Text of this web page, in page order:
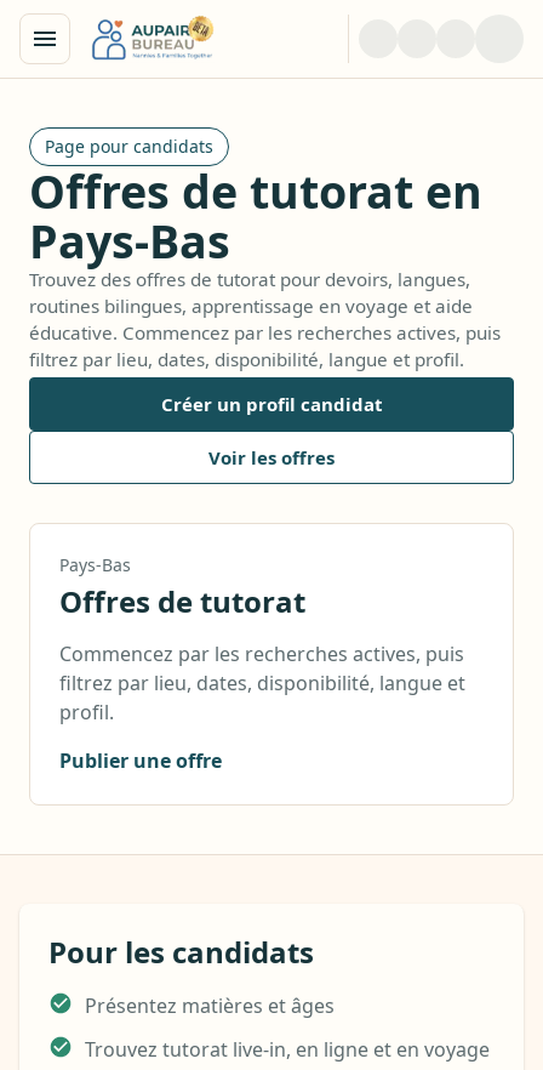
Page pour candidats
Offres de tutorat en
Pays-Bas
Trouvez des offres de tutorat pour devoirs, langues,
routines bilingues, apprentissage en voyage et aide
éducative. Commencez par les recherches actives, puis
filtrez par lieu, dates, disponibilité, langue et profil.
Créer un profil candidat
Voir les offres
Pays-Bas
Offres de tutorat
Commencez par les recherches actives, puis
filtrez par lieu, dates, disponibilité, langue et
profil.
Publier une offre
Pour les candidats
Présentez matières et âges
Trouvez tutorat live-in, en ligne et en voyage